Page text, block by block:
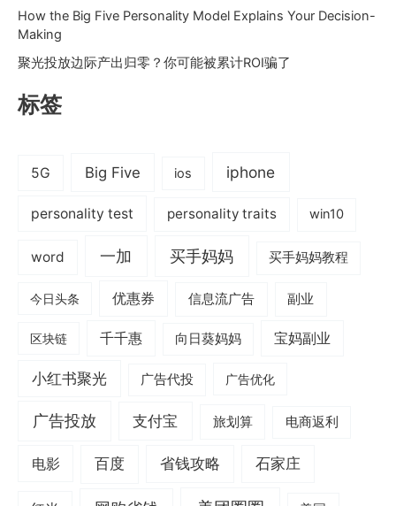
How the Big Five Personality Model Explains Your Decision-
Making
聚光投放边际产出归零？你可能被累计ROI骗了
标签
5G Big Five ios iphone
personality test personality traits win10
word 一加 买手妈妈 买手妈妈教程
今日头条 优惠券 信息流广告 副业
区块链 千千惠 向日葵妈妈 宝妈副业
小红书聚光 广告代投 广告优化
广告投放 支付宝 旅划算 电商返利
电影 百度 省钱攻略 石家庄